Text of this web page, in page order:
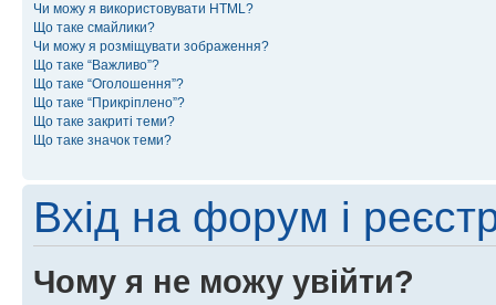
Чи можу я використовувати HTML?
Що таке смайлики?
Чи можу я розміщувати зображення?
Що таке “Важливо”?
Що таке “Оголошення”?
Що таке “Прикріплено”?
Що таке закриті теми?
Що таке значок теми?
Вхід на форум і
Чому я не можу увійти?